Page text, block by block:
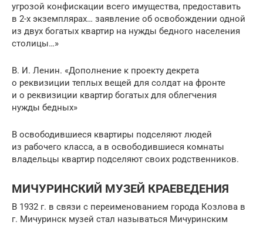
угрозой конфискации всего имущества, предоставить
в 2-х экземплярах… заявление об освобождении одной
из двух богатых квартир на нужды бедного населения
столицы…»
В. И. Ленин. «Дополнение к проекту декрета
о реквизиции теплых вещей для солдат на фронте
и о реквизиции квартир богатых для облегчения
нужды бедных»
В освободившиеся квартиры подселяют людей
из рабочего класса, а в освобо­дившиеся комнаты
владельцы квартир подселяют своих родственников.
МИЧУРИНСКИЙ МУЗЕЙ КРАЕВЕДЕНИЯ
В 1932 г. в связи с переименованием города Козлова в
г. Мичуринск музей стал называться Мичуринским